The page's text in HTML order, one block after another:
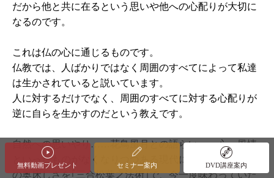
無料動画プレゼント セミナー案内 DVD講座案内
だから他と共に在るという思いや他への心配りが大切に
なるのです。
これは仏の心に通じるものです。
仏教では、人ばかりではなく周囲のすべてによって私達
は生かされていると説いています。
人に対するだけでなく、周囲のすべてに対する心配りが
逆に自らを生かすのだという教えです。
自然への思いやり……花鳥風月との語らい……心、風情
といったものがなくなりつつある現代にあって、｢松葉｣
の奥床しさを｢三合松葉之法術｣で、今一度味わっていた